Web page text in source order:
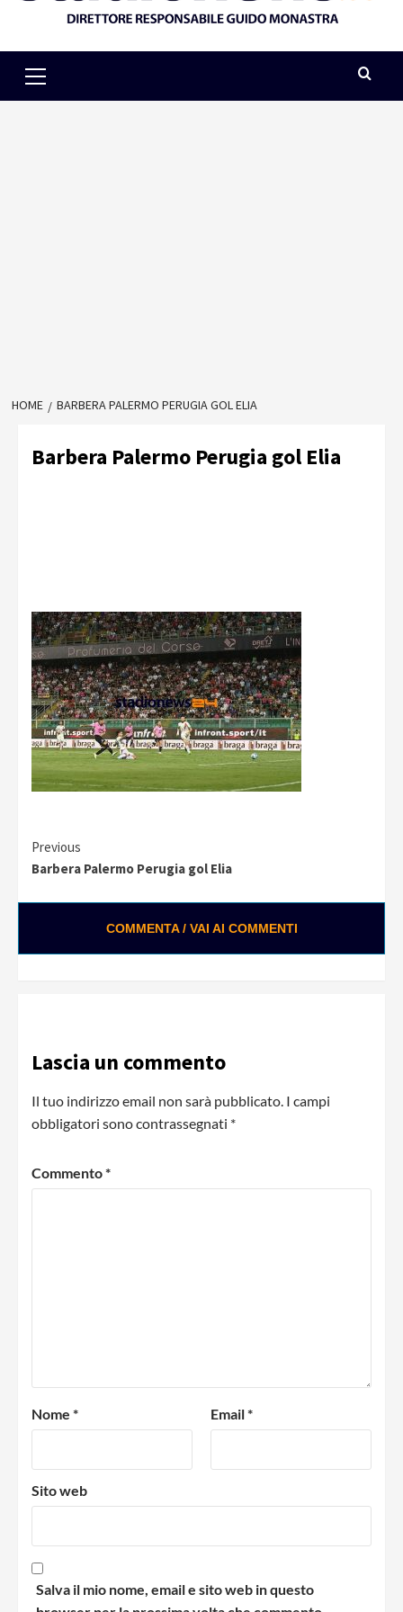
Menu
HOME BARBERA PALERMO PERUGIA GOL ELIA
Barbera Palermo Perugia gol Elia
Continue
Previous
Barbera Palermo Perugia gol Elia
COMMENTA / VAI AI COMMENTI
0:02 / 0:28
Lascia un commento
Il tuo indirizzo email non sarà pubblicato. I campi
obbligatori sono contrassegnati *
Commento*
Nome * Email*
Sito web
Salva il mio nome, email e sito web in questo